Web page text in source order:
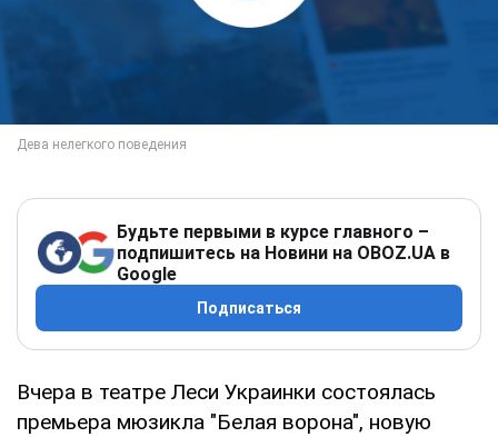
Будьте первыми в курсе главного –
подпишитесь на Новини на OBOZ.UA в
Google
Подписаться
Вчера в театре Леси Украинки состоялась
премьера мюзикла "Белая ворона", новую